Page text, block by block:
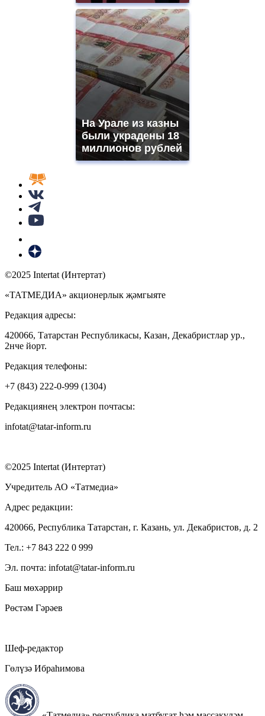
На Урале из казны
были украдены 18
миллионов рублей
©2025 Intertat (Интертат)
«ТАТМЕДИА» акционерлык җәмгыяте
Редакция адресы:
420066, Татарстан Республикасы, Казан, Декабристлар ур.,
2нче йорт.
Редакция телефоны:
+7 (843) 222-0-999 (1304)
Редакциянең электрон почтасы:
infotat@tatar-inform.ru
©2025 Intertat (Интертат)
Учредитель АО «Татмедиа»
Адрес редакции:
420066, Республика Татарстан, г. Казань, ул. Декабристов, д. 2
Тел.: +7 843 222 0 999
Эл. почта: infotat@tatar-inform.ru
Баш мөхәррир
Рөстәм Гәрәев
Шеф-редактор
Гөлүзә Ибраһимова